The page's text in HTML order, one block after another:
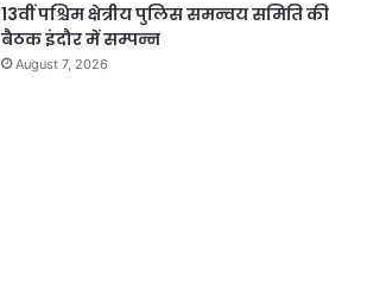
13वीं पश्चिम क्षेत्रीय पुलिस समन्वय समिति की
बैठक इंदौर में सम्पन्न
August 7, 2026